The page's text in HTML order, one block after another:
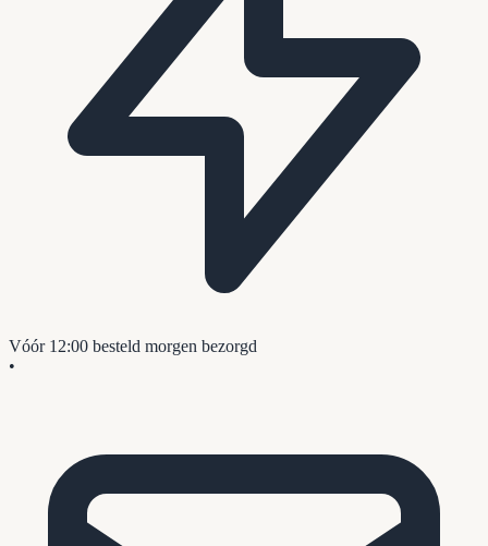
Vóór 12:00 besteld morgen bezorgd
•